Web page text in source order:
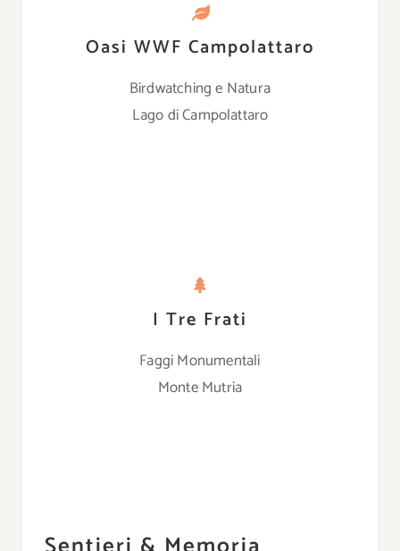
Oasi WWF Campolattaro
Birdwatching e Natura
Lago di Campolattaro
I Tre Frati
Faggi Monumentali
Monte Mutria